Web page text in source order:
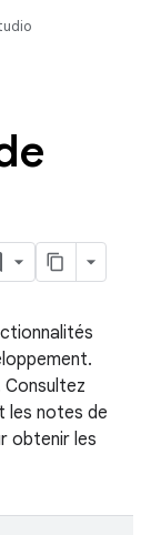
Consultez
les notes de
obtenir les